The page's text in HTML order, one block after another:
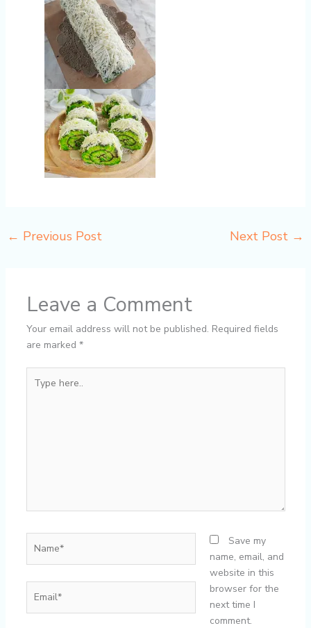
← Previous Post Next Post →
Leave a Comment
Your email address will not be published. Required fields
are marked *
here..
Save my
name, email, and
website in this
browser for the
next time I
comment.